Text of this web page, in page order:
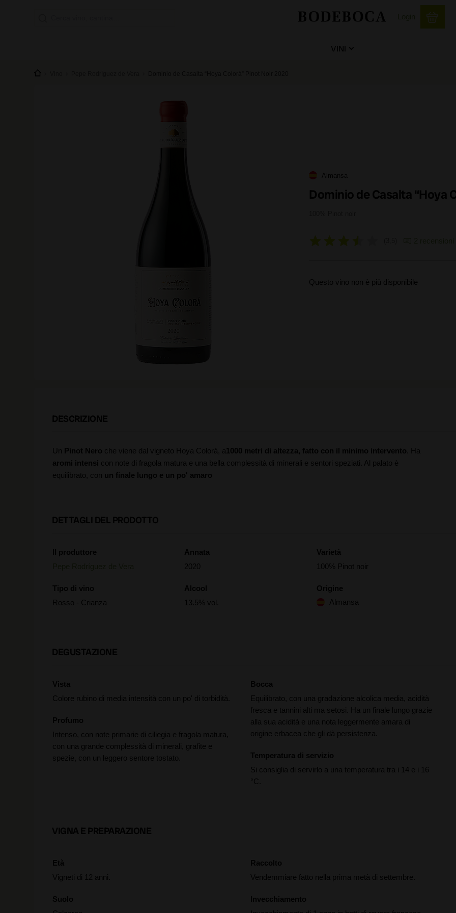
VINI
Almansa
Dominio de Casalta “Hoya
Questo vino non è più disponibile
DESCRIZIONE
Un Pinot Nero che viene dal vigneto Hoya Colorá, a1000 metri di altezza, fatto con il minimo intervento . Ha
aromi intensi con note di fragola matura e una bella complessità di minerali e sentori speziati. Al palato è
equilibrato, con un finale lungo e un po' amaro
DETTAGLI DEL PRODOTTO
Il produttore
Tipo di vino
Rosso - Crianza
Annata
2020
Alcool
13.5% vol.
Varietà
100% Pinot noir
Origine
Almansa
DEGUSTAZIONE
Vista
Colore rubino di media intensità con un po' di torbidità.
Profumo
Intenso, con note primarie di ciliegia e fragola matura,
con una grande complessità di minerali, grafite e
spezie, con un leggero sentore tostato.
Bocca
Equilibrato, con una gradazione alcolica media, acidità
fresca e tannini alti ma setosi. Ha un finale lungo grazie
alla sua acidità e una nota leggermente amara di
origine erbacea che gli dà persistenza.
Temperatura di servizio
Si consiglia di servirlo a una temperatura tra i 14 e i 16
°C.
VIGNA E PREPARAZIONE
Età
Vigneti di 12 anni.
Suolo
Raccolto
Vendemmiare fatto nella prima metà di settembre.
Invecchiamento